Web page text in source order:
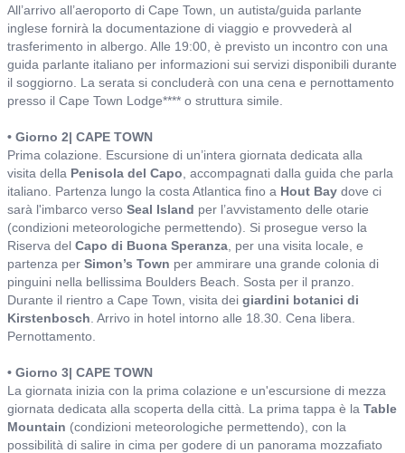
All’arrivo all’aeroporto di Cape Town, un autista/guida parlante
inglese fornirà la documentazione di viaggio e provvederà al
trasferimento in albergo. Alle 19:00, è previsto un incontro con una
guida parlante italiano per informazioni sui servizi disponibili durante
il soggiorno. La serata si concluderà con una cena e pernottamento
presso il Cape Town Lodge**** o struttura simile.
• Giorno 2| CAPE TOWN
Prima colazione. Escursione di un’intera giornata dedicata alla
visita della Penisola del Capo , accompagnati dalla guida che parla
italiano. Partenza lungo la costa Atlantica fino a Hout Bay dove ci
sarà l'imbarco verso Seal Island per l’avvistamento delle otarie
(condizioni meteorologiche permettendo). Si prosegue verso la
Riserva del Capo di Buona Speranza , per una visita locale, e
partenza per Simon’s Town per ammirare una grande colonia di
pinguini nella bellissima Boulders Beach. Sosta per il pranzo.
Durante il rientro a Cape Town, visita dei giardini botanici di
Kirstenbosch . Arrivo in hotel intorno alle 18.30. Cena libera.
Pernottamento.
• Giorno 3| CAPE TOWN
La giornata inizia con la prima colazione e un'escursione di mezza
giornata dedicata alla scoperta della città. La prima tappa è la Table
Mountain (condizioni meteorologiche permettendo), con la
possibilità di salire in cima per godere di un panorama mozzafiato